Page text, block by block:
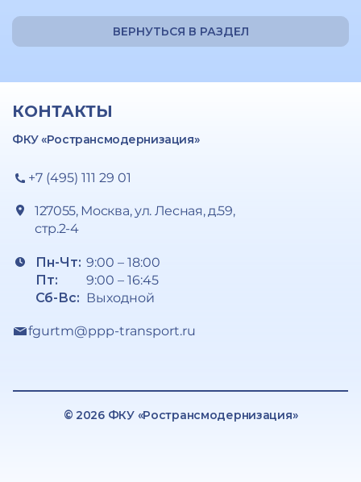
ВЕРНУТЬСЯ В РАЗДЕЛ
КОНТАКТЫ
ФКУ «Ространсмодернизация»
+7 (495) 111 29 01
127055, Москва, ул. Лесная, д.59,
стр.2-4
Пн-Чт:
Пт:
Сб-Вс:
9:00 – 18:00
9:00 – 16:45
Выходной
fgurtm@ppp-transport.ru
© 2026 ФКУ «Ространсмодернизация»